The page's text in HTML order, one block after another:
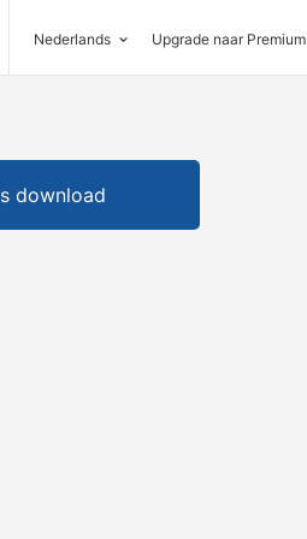
Nederlands Upgrade naar Premium
download